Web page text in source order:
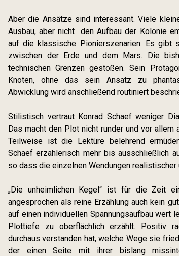
Aber die Ansätze sind interessant. Viele
Ausbau, aber nicht den Aufbau der Kolonie
auf die klassische Pionierszenarien. Es gibt
zwischen der Erde und dem Mars. Die
technischen Grenzen gestoßen. Sein
Knoten, ohne das sein Ansatz zu
Abwicklung wird anschließend routiniert
Stilistisch vertraut Konrad Schaef weniger
Das macht den Plot nicht runder und vor allem
Teilweise ist die Lektüre belehrend
Schaef erzählerisch mehr bis ausschließlich
so dass die einzelnen Wendungen realistischer
„Die unheimlichen Kegel“ ist für die Zeit
angesprochen als reine Erzählung auch kein
auf einen individuellen Spannungsaufbau wert
Plottiefe zu oberflächlich erzählt. Positiv
durchaus verstanden hat, welche Wege sie
der einen Seite mit ihrer bislang